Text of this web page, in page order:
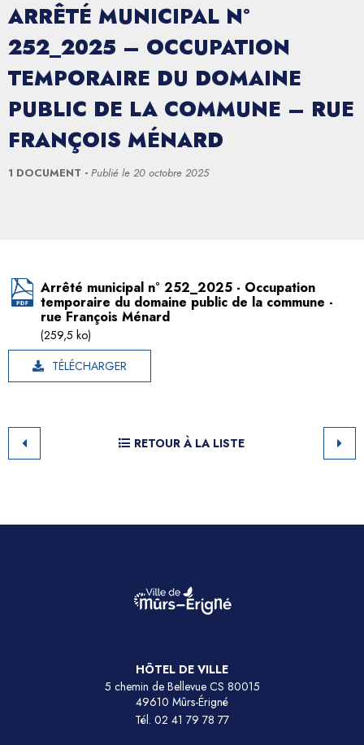
ARRÊTÉ MUNICIPAL N°
252_2025 – OCCUPATION
TEMPORAIRE DU DOMAINE
PUBLIC DE LA COMMUNE – RUE
FRANÇOIS MÉNARD
1 DOCUMENT Publié le 20 octobre 2025
Arrêté municipal n° 252_2025 - Occupation
temporaire du domaine public de la commune -
rue François Ménard
(259,5 ko)
TÉLÉCHARGER
RETOUR À LA LISTE
HÔTEL DE VILLE
5 chemin de Bellevue CS 80015
49610 Mûrs-Érigné
Tél. 02 41 79 78 77